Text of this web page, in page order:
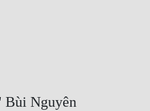
Bùi Nguyên